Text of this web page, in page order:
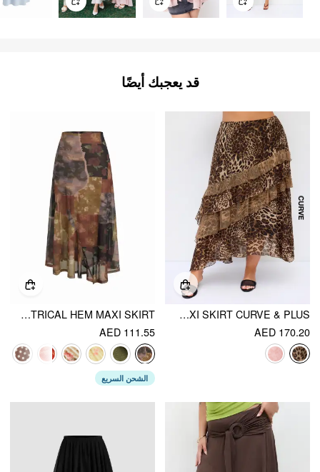
قد يعجبك أيضًا
CHIFFON MID RISE LEOPARD PRINT LAYERED MAXI SKIRT CURVE & PLUS
AED 170.20
MESH MID RISE ABSTRACT GRAPHIC FLORAL ASYMMETRICAL HEM MAXI SKIRT
AED 111.55
الشحن السريع